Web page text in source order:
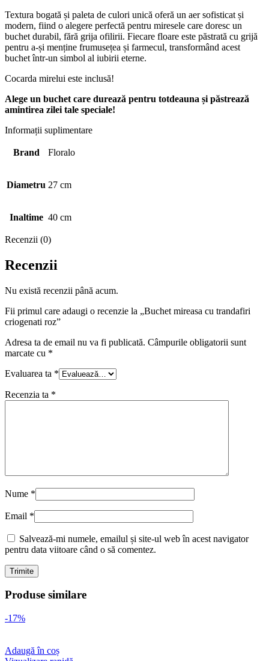
Textura bogată și paleta de culori unică oferă un aer sofisticat și
modern, fiind o alegere perfectă pentru miresele care doresc un
buchet durabil, fără grija ofilirii. Fiecare floare este păstrată cu grijă
pentru a-și menține frumusețea și farmecul, transformând acest
buchet într-un simbol al iubirii eterne.
Cocarda mirelui este inclusă!
Alege un buchet care durează pentru totdeauna și păstrează
amintirea zilei tale speciale!
Informații suplimentare
Brand Floralo
Diametru 27 cm
Inaltime 40 cm
Recenzii (0)
Recenzii
Nu există recenzii până acum.
Fii primul care adaugi o recenzie la „Buchet mireasa cu trandafiri
criogenati roz”
Adresa ta de email nu va fi publicată. Câmpurile obligatorii sunt
marcate cu *
Evaluarea ta *
Recenzia ta *
Nume *
Email *
Salvează-mi numele, emailul și site-ul web în acest navigator
pentru data viitoare când o să comentez.
Produse similare
-17%
Adaugă în coș